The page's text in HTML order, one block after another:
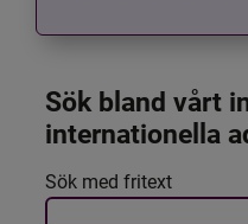
Sök bland vårt
internationella
Filtrera resultatet
Det här formuläret
Sök med fritext